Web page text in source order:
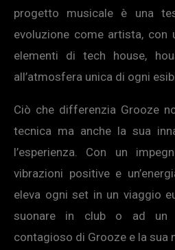
progetto musicale è una
evoluzione come artista, con
elementi di tech house,
all’atmosfera unica di ogni
Ciò che differenzia Grooze
tecnica ma anche la sua
l’esperienza. Con un
vibrazioni positive e
eleva ogni set in un viaggio
suonare in club o ad un
contagioso di Grooze e la sua